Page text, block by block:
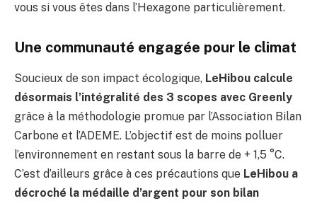
vous si vous êtes dans l’Hexagone particulièrement.
Une communauté engagée pour le climat
Soucieux de son impact écologique, LeHibou calcule
désormais l’intégralité des 3 scopes avec Greenly
grâce à la méthodologie promue par l’Association Bilan
Carbone et l’ADEME. L’objectif est de moins polluer
l’environnement en restant sous la barre de + 1,5 °C.
C’est d’ailleurs grâce à ces précautions que LeHibou a
décroché la médaille d’argent pour son bilan